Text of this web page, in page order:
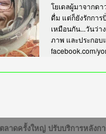
โยเดลผู้มาจากดา
ดื่ม แต่ก็ยังรักการ
เหมือนกัน...วันว่า
ภาพ และประกอบ
facebook.com/
ลาดครั้งใหญ่ ปรับบริการหลังก